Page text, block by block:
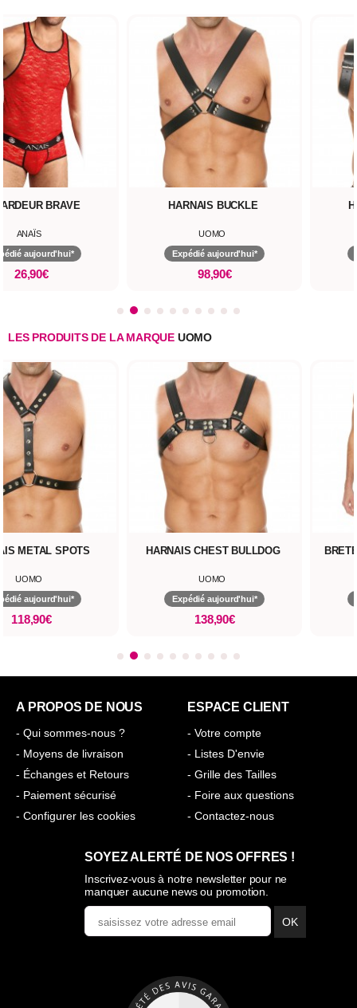
BRAVE
ANAÏS
aujourd'hui*
26,90€
HARNAIS BUCKLE
UOMO
Expédié aujourd'hui*
98,90€
LES PRODUITS DE LA MARQUE UOMO
METAL SPOTS
UOMO
aujourd'hui*
118,90€
HARNAIS CHEST BULLDOG
UOMO
Expédié aujourd'hui*
138,90€
A PROPOS DE NOUS
- Qui sommes-nous ?
- Moyens de livraison
- Échanges et Retours
- Paiement sécurisé
- Configurer les cookies
ESPACE CLIENT
- Votre compte
- Listes D'envie
- Grille des Tailles
- Foire aux questions
- Contactez-nous
SOYEZ ALERTÉ DE NOS OFFRES !
Inscrivez-vous à notre newsletter pour ne
manquer aucune news ou promotion.
OK